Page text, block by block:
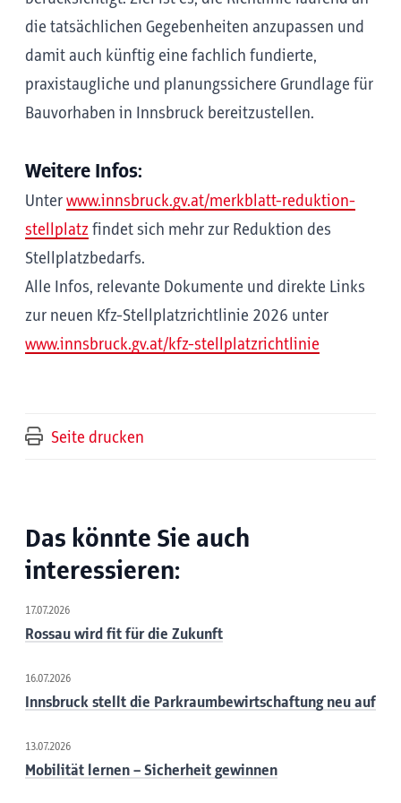
die tatsächlichen Gegebenheiten anzupassen und
damit auch künftig eine fachlich fundierte,
praxistaugliche und planungssichere Grundlage für
Bauvorhaben in Innsbruck bereitzustellen.
Weitere Infos:
Unter www.innsbruck.gv.at/merkblatt-reduktion-
stellplatz findet sich mehr zur Reduktion des
Stellplatzbedarfs.
Alle Infos, relevante Dokumente und direkte Links
zur neuen Kfz-Stellplatzrichtlinie 2026 unter
www.innsbruck.gv.at/kfz-stellplatzrichtlinie
Seite drucken
Das könnte Sie auch
interessieren:
17.07.2026
Rossau wird fit für die Zukunft
16.07.2026
Innsbruck stellt die Parkraumbewirtschaftung neu auf
13.07.2026
Mobilität lernen – Sicherheit gewinnen